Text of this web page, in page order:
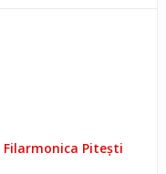
Filarmonica Pitești